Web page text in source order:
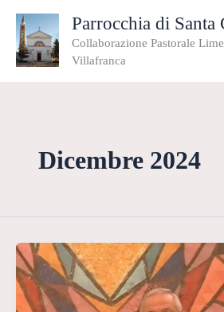
contenuto
Parrocchia di Santa
Collaborazione Pastorale
Villafranca
Dicembre 2024